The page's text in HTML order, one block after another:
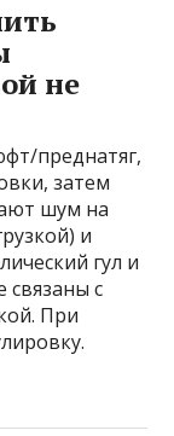
не
преднатяг,
затем
шум на
и
гул и
с
При